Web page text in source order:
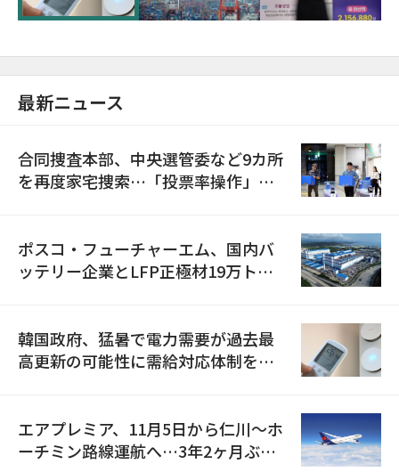
最新ニュース
合同捜査本部、中央選管委など9カ所
を再度家宅捜索…「投票率操作」の
ポスコ・フューチャーエム、国内バ
ッテリー企業とLFP正極材19万トン
韓国政府、猛暑で電力需要が過去最
高更新の可能性に需給対応体制を点
エアプレミア、11月5日から仁川〜ホ
ーチミン路線運航へ…3年2ヶ月ぶり